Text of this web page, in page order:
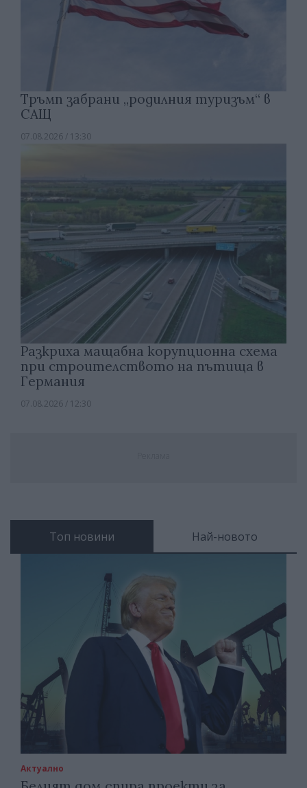
Тръмп забрани „родилния туризъм“ в
САЩ
07.08.2026 / 13:30
Разкриха мащабна корупционна схема
при строителството на пътища в
Германия
07.08.2026 / 12:30
Топ новини Най-новото
Актуално